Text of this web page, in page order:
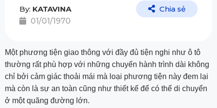
By: KATAVINA
01/01/1970
Chia sẻ
Một phương tiện giao thông với đầy đủ tiện nghi như ô tô
thường rất phù hợp với những chuyến hành trình dài không
chỉ bởi cảm giác thoải mái mà loại phương tiện này đem lại
mà còn là sự an toàn cũng như thiết kế để có thể di chuyển
ở một quãng đường lớn.